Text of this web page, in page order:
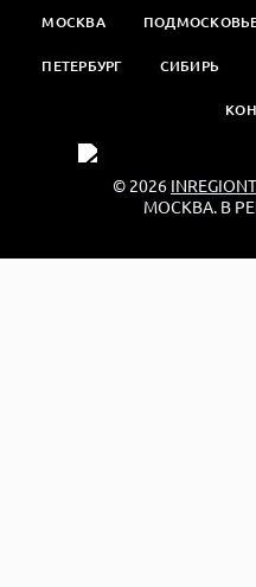
МОСКВА
ПЕТЕРБУРГ СИБИРЬ
© 2026
МОСКВА. В